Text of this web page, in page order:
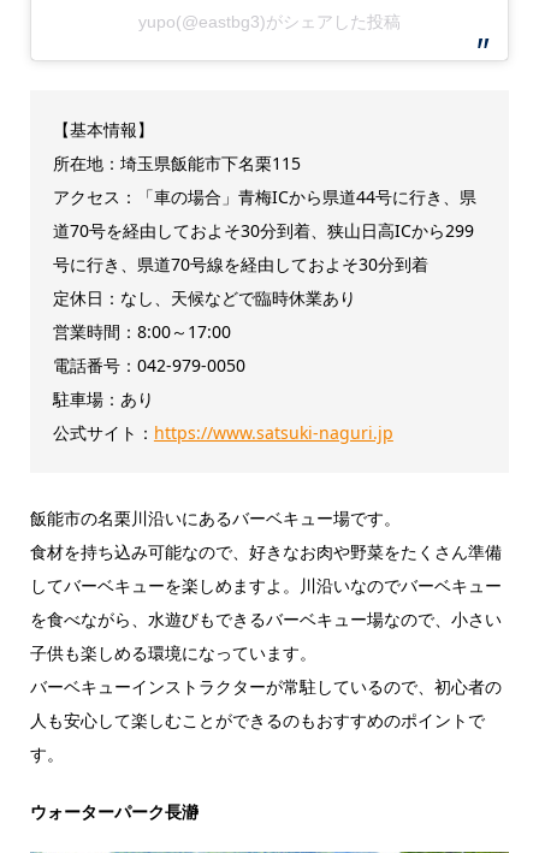
yupo(@eastbg3)がシェアした投稿
【基本情報】
所在地：埼玉県飯能市下名栗115
アクセス：「車の場合」青梅ICから県道44号に行き、県
道70号を経由しておよそ30分到着、狭山日高ICから299
号に行き、県道70号線を経由しておよそ30分到着
定休日：なし、天候などで臨時休業あり
営業時間：8:00～17:00
電話番号：042-979-0050
駐車場：あり
公式サイト： https://www.satsuki-naguri.jp
飯能市の名栗川沿いにあるバーベキュー場です。
食材を持ち込み可能なので、好きなお肉や野菜をたくさん準備
してバーベキューを楽しめますよ。川沿いなのでバーベキュー
を食べながら、水遊びもできるバーベキュー場なので、小さい
子供も楽しめる環境になっています。
バーベキューインストラクターが常駐しているので、初心者の
人も安心して楽しむことができるのもおすすめのポイントで
す。
ウォーターパーク長瀞